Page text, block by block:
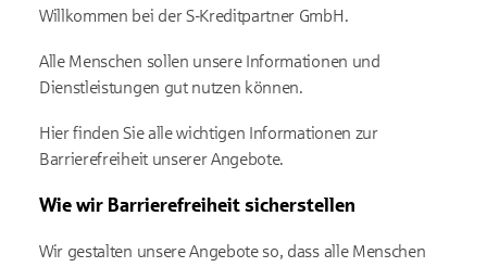
Willkommen bei der S-Kreditpartner GmbH.
Alle Menschen sollen unsere Informationen und
Dienstleistungen gut nutzen können.
Hier finden Sie alle wichtigen Informationen zur
Barrierefreiheit unserer Angebote.
Wie wir Barrierefreiheit sicherstellen
Wir gestalten unsere Angebote so, dass alle Menschen